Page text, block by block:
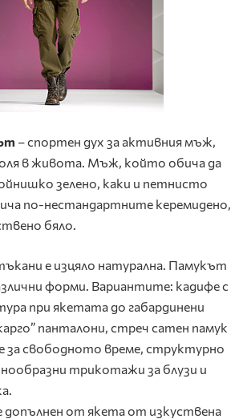
– спортен дух за активния мъж,
в живота. Мъж, който обича да
зелено, каки и петнисто
по-нестандартните керемидено,
бяло.
е изцяло натурална. Памукът
форми. Вариантите: кадифе с
при якетата до габардинени
панталони, стреч сатен памук
за свободното време, структурно
трикотажи за блузи и
от якета от изкуствена